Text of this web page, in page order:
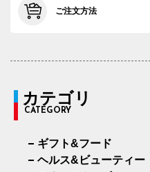
ご注文方法
カテゴリ
CATEGORY
ギフト&フード
ヘルス&ビューティー